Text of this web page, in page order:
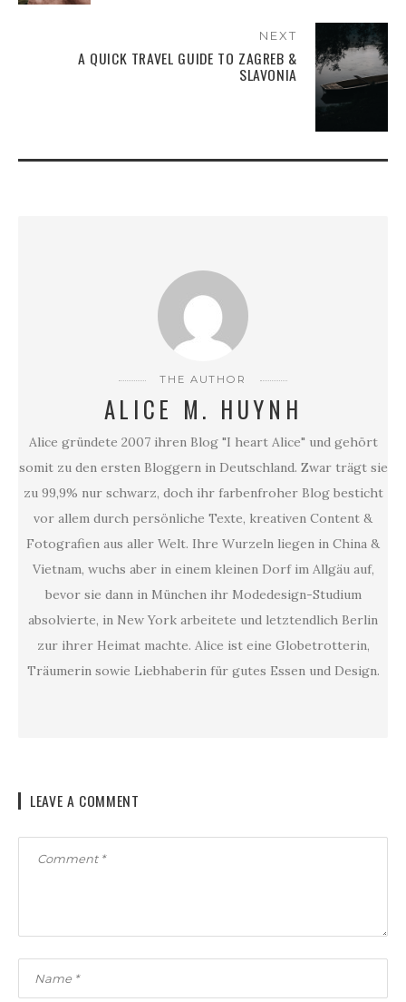
NEXT
A QUICK TRAVEL GUIDE TO ZAGREB &
SLAVONIA
THE AUTHOR
ALICE M. HUYNH
Alice gründete 2007 ihren Blog "I heart Alice" und gehört
somit zu den ersten Bloggern in Deutschland. Zwar trägt sie
zu 99,9% nur schwarz, doch ihr farbenfroher Blog besticht
vor allem durch persönliche Texte, kreativen Content &
Fotografien aus aller Welt. Ihre Wurzeln liegen in China &
Vietnam, wuchs aber in einem kleinen Dorf im Allgäu auf,
bevor sie dann in München ihr Modedesign-Studium
absolvierte, in New York arbeitete und letztendlich Berlin
zur ihrer Heimat machte. Alice ist eine Globetrotterin,
Träumerin sowie Liebhaberin für gutes Essen und Design.
LEAVE A COMMENT